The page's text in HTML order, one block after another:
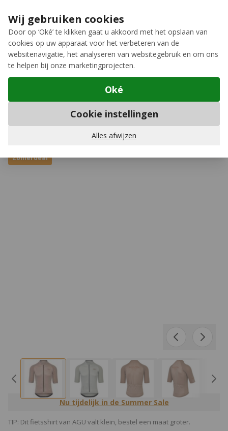
Wij gebruiken cookies
Door op ‘Oké’ te klikken gaat u akkoord met het opslaan van
cookies op uw apparaat voor het verbeteren van de
websitenavigatie, het analyseren van websitegebruik en om ons
te helpen bij onze marketingprojecten.
Oké
Cookie instellingen
Alles afwijzen
Meer keuze, meer plezier
12GO Biking
Fietsshirts korte mouwen
Nu tijdelijk in de Summer Sale
TIP: Dit fietsshirt van AGU valt klein, bestel een maat groter.
SIX6 Classic Fietsshirt
Schrijf een review
Zomerdeal